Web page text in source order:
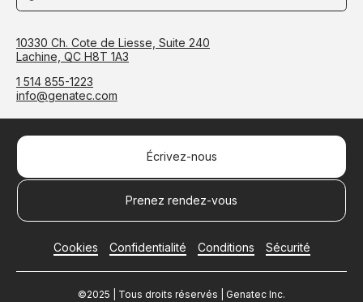
10330 Ch. Cote de Liesse, Suite 240
Lachine, QC H8T 1A3
1 514 855-1223
info@genatec.com
Écrivez-nous
Prenez rendez-vous
Cookies Confidentialité Conditions Sécurité
©2025 | Tous droits réservés | Genatec Inc.